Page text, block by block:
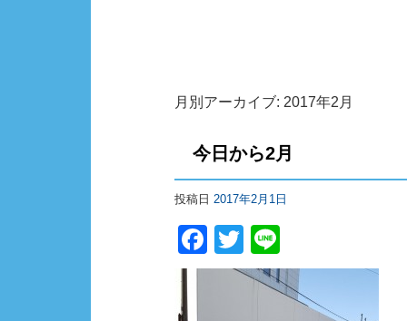
月別アーカイブ: 2017年2月
今日から2月
投稿日 2017年2月1日
F
a
T
wi n
e